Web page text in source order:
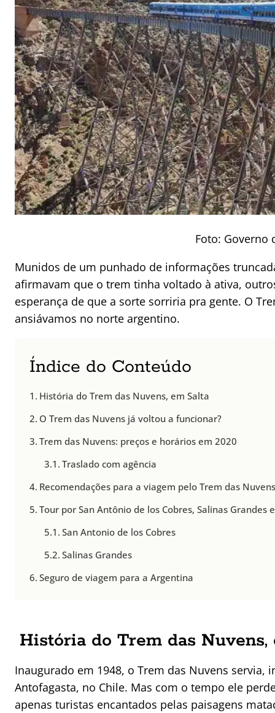
Foto: Governo
Munidos de um punhado de informações
afirmavam que o trem tinha voltado à ativa,
esperança de que a sorte sorriria pra gente. O
ansiávamos no norte argentino.
Índice do Conteúdo
História do Trem das Nuvens, em Salta
O Trem das Nuvens já voltou a funcionar?
Trem das Nuvens: preços e horários em 2020
Traslado com agência
Recomendações para a viagem pelo Trem das
Tour por San Antônio de los Cobres, Salinas Grandes
San Antonio de los Cobres
Salinas Grandes
Seguro de viagem para a Argentina
História do Trem das Nuvens,
Inaugurado em 1948, o Trem das Nuvens
Antofagasta, no Chile. Mas com o tempo ele
apenas turistas encantados pelas paisagens